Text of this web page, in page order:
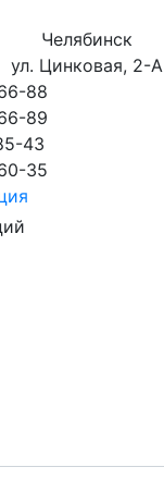
Челябинск
ул. Цинковая, 2-А
88
89
43
35